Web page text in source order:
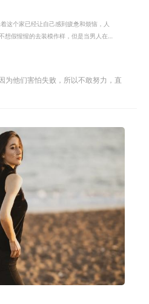
这个家已经让自己感到疲惫和烦恼，人
想假惺惺的去装模作样，但是当男人在
他们害怕失败，所以不敢努力，直